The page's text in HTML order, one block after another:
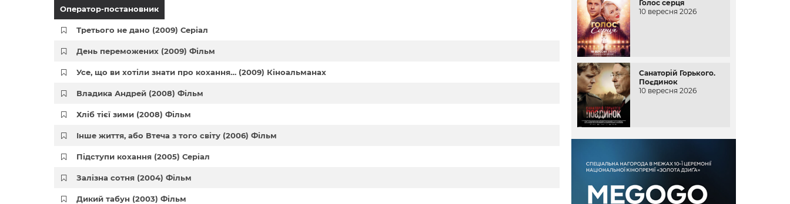
Оператор-постановник
Третього не дано (2009) Серіал
День переможених (2009) Фільм
Усе, що ви хотіли знати про кохання… (2009) Кіноальманах
Владика Андрей (2008) Фільм
Хліб тієї зими (2008) Фільм
Інше життя, або Втеча з того світу (2006) Фільм
Підступи кохання (2005) Серіал
Залізна сотня (2004) Фільм
Дикий табун (2003) Фільм
Голос серця
10 вересня 2026
Санаторій Горького.
Поєдинок
10 вересня 2026